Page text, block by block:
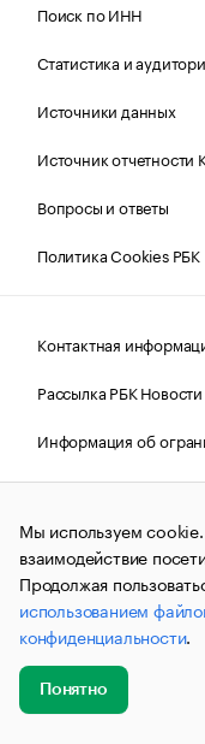
Поиск по ИНН
Статистика и
Источники данных
Источник отчетности
Вопросы и ответы
Политика Cookies РБК
Контактная
Рассылка РБК Новости
Информация об
Правовая информация
© АО
и материалы
(зарегистрировано
связи,
коммуникаций
№ФС77-63848)
публикации могут
не предназначенную
до 18 лет.
Мы используем cookie.
взаимодействие
Продолжая
использованием
конфиденциальности.
Понятно